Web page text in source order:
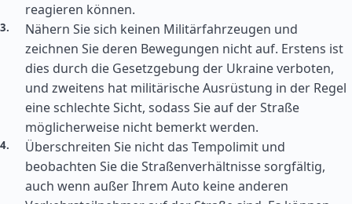
reagieren können.
Nähern Sie sich keinen Militärfahrzeugen und
zeichnen Sie deren Bewegungen nicht auf. Erstens ist
dies durch die Gesetzgebung der Ukraine verboten,
und zweitens hat militärische Ausrüstung in der Regel
eine schlechte Sicht, sodass Sie auf der Straße
möglicherweise nicht bemerkt werden.
Überschreiten Sie nicht das Tempolimit und
beobachten Sie die Straßenverhältnisse sorgfältig,
auch wenn außer Ihrem Auto keine anderen